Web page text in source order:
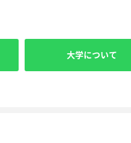
大学について